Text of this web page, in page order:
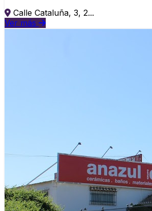
Calle Cataluña, 3, 2...
Ver más